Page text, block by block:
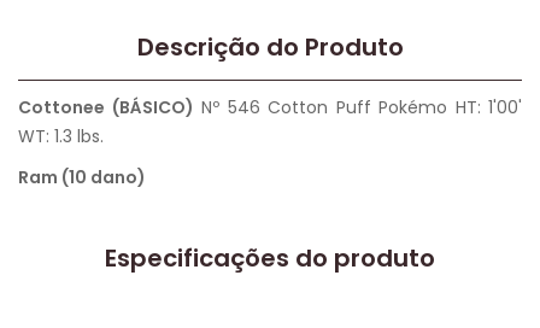
Descrição do Produto
Cottonee (BÁSICO) Nº 546 Cotton Puff Pokémo HT: 1'00'
WT: 1.3 lbs.
Ram (10 dano)
Especificações do produto